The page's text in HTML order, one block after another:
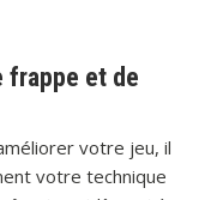
frappe et de
votre jeu, il
votre technique